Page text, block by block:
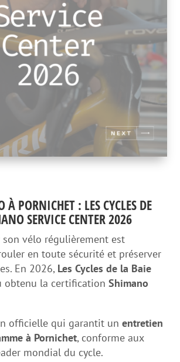
À PORNICHET : LES CYCLES DE
SERVICE CENTER 2026
vélo régulièrement est
en toute sécurité et préserver
En 2026, Les Cycles de la Baie
obtenu la certificationShimano
officielle qui garantit unentretien
à Pornichet, conforme aux
mondial du cycle.